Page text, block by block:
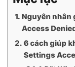
Nguyên nhân
Access
6 cách giúp
Settings